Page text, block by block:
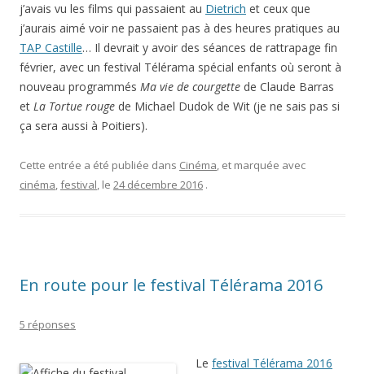
j’avais vu les films qui passaient au Dietrich et ceux que
j’aurais aimé voir ne passaient pas à des heures pratiques au
TAP Castille… Il devrait y avoir des séances de rattrapage fin
février, avec un festival Télérama spécial enfants où seront à
nouveau programmés Ma vie de courgette de Claude Barras
et La Tortue rouge de Michael Dudok de Wit (je ne sais pas si
ça sera aussi à Poitiers).
Cette entrée a été publiée dans Cinéma, et marquée avec
cinéma,festival, le 24 décembre 2016 .
En route pour le festival Télérama 2016
5 réponses
Le festival Télérama 2016